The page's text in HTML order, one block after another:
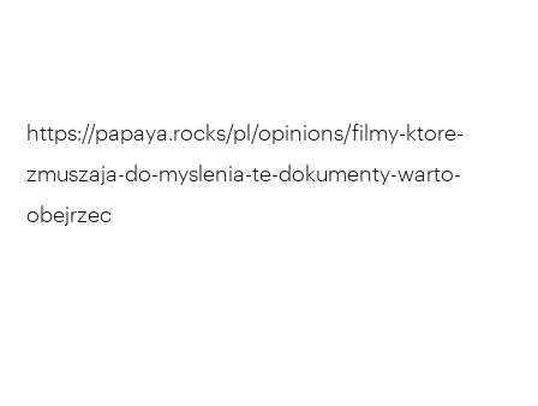
https://papaya.rocks/pl/opinions/filmy-ktore-
zmuszaja-do-myslenia-te-dokumenty-warto-
obejrzec